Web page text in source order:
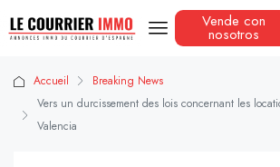
Vende con
nosotros
Accueil
Breaking News
Vers un durcissement des lois concernant les
Valencia